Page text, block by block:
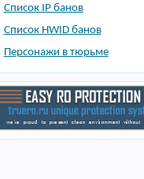
Список IP банов
Список HWID банов
Персонажи в тюрьме